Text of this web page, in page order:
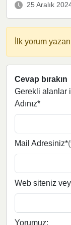
25 Aralık
İlk yorum
Cevap bırakın
Gerekli alanlar
Adınız*
Mail Adresiniz*
Web siteniz
Yorumuz: